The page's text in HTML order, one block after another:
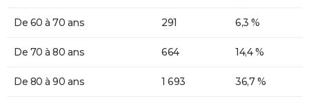
De 60 à 70 ans 291 6,3 %
De 70 à 80 ans 664 14,4 %
De 80 à 90 ans 1 693 36,7 %